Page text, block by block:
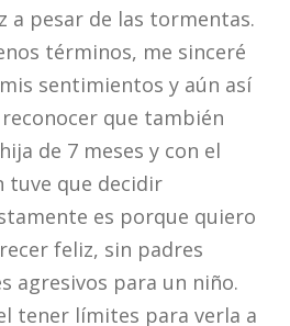
a pesar de las tormentas.
términos, me sinceré
sentimientos y aún así
que también
de 7 meses y con el
tuve que decidir
es porque quiero
feliz, sin padres
agresivos para un niño.
tener límites para verla a